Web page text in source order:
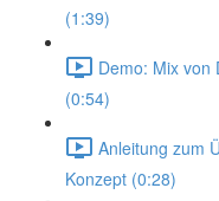
(1:39)
Demo: Mix von
(0:54)
Anleitung zum
Konzept (0:28)